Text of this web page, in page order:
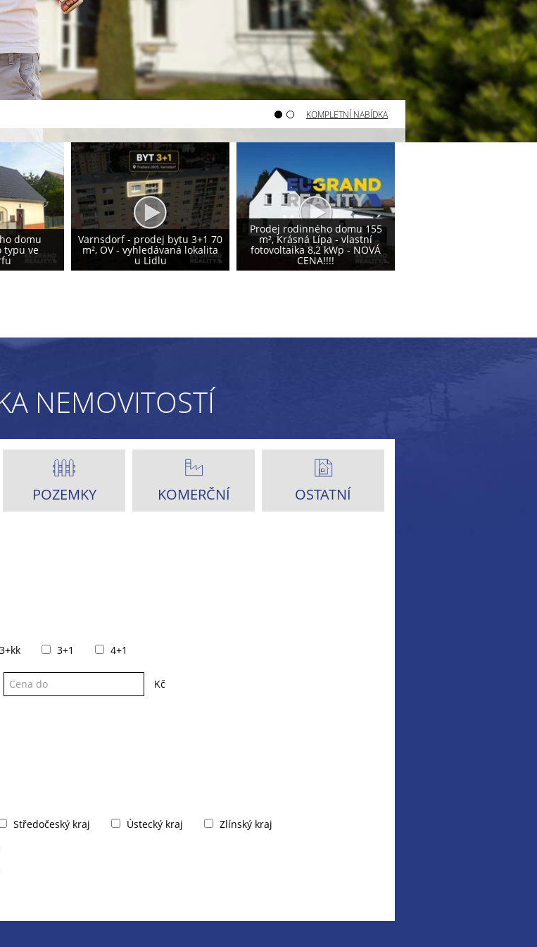
KOMPLETNÍ NABÍDKA
3+1 70
lokalita
Prodej rodinného domu 155
m², Krásná Lípa - vlastní
fotovoltaika 8,2 kWp - NOVÁ
CENA!!!!
Varnsdorf - prodej pozemku
800 m²
NEMOVITOSTÍ
POZEMKY KOMERČNÍ OSTATNÍ
3+kk 3+1 4+1
Kč
Středočeský kraj Ústecký kraj Zlínský kraj